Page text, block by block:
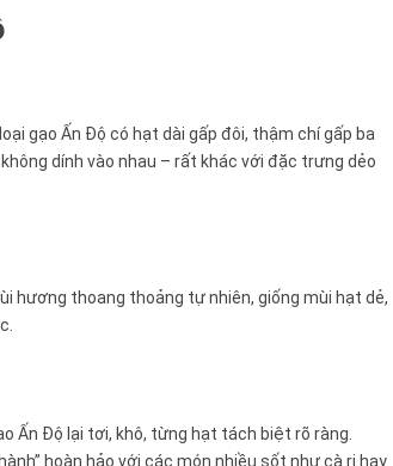
gạo Ấn Độ có hạt dài gấp đôi, thậm chí gấp ba
dính vào nhau – rất khác với đặc trưng dẻo
hương thoang thoảng tự nhiên, giống mùi hạt dẻ,
Ấn Độ lại tơi, khô, từng hạt tách biệt rõ ràng.
hoàn hảo với các món nhiều sốt như cà ri hay